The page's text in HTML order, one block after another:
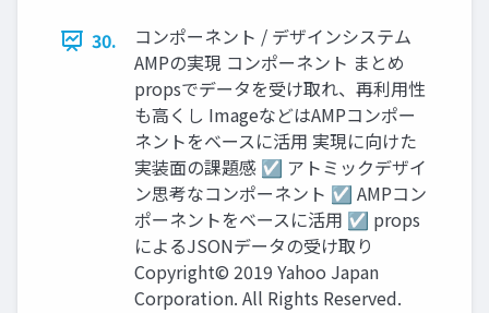
30.
コンポーネント / デザインシステム
AMPの実現 コンポーネント まとめ
propsでデータを受け取れ、再利用性
も高くし ImageなどはAMPコンポー
ネントをベースに活用 実現に向けた
実装面の課題感 ☑ アトミックデザイ
ン思考なコンポーネント ☑ AMPコン
ポーネントをベースに活用 ☑ props
によるJSONデータの受け取り
Copyright© 2019 Yahoo Japan
Corporation. All Rights Reserved.